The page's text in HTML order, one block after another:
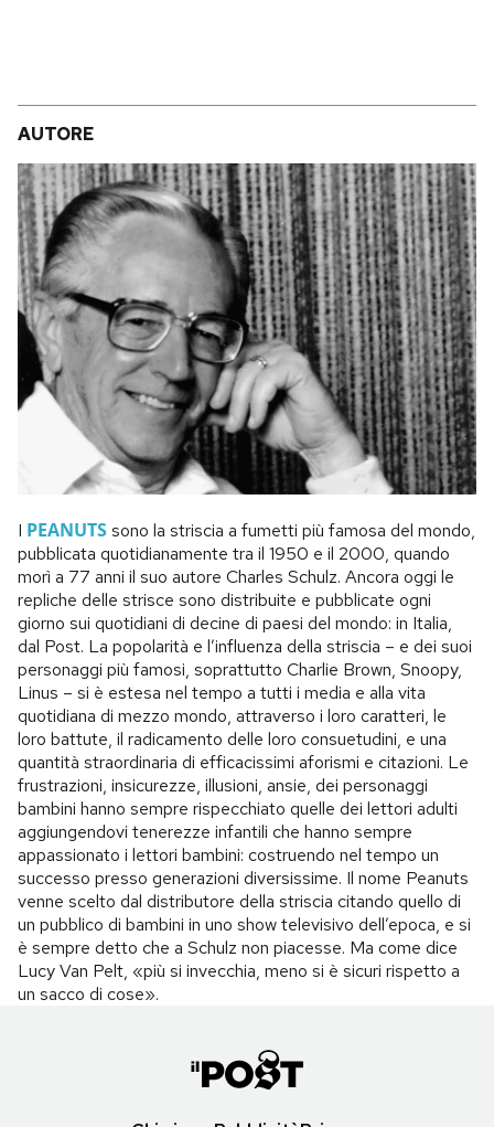
AUTORE
I PEANUTSsono la striscia a fumetti più famosa del mondo,
pubblicata quotidianamente tra il 1950 e il 2000, quando
morì a 77 anni il suo autore Charles Schulz. Ancora oggi le
repliche delle strisce sono distribuite e pubblicate ogni
giorno sui quotidiani di decine di paesi del mondo: in Italia,
dal Post. La popolarità e l’influenza della striscia – e dei suoi
personaggi più famosi, soprattutto Charlie Brown, Snoopy,
Linus – si è estesa nel tempo a tutti i media e alla vita
quotidiana di mezzo mondo, attraverso i loro caratteri, le
loro battute, il radicamento delle loro consuetudini, e una
quantità straordinaria di efficacissimi aforismi e citazioni. Le
frustrazioni, insicurezze, illusioni, ansie, dei personaggi
bambini hanno sempre rispecchiato quelle dei lettori adulti
aggiungendovi tenerezze infantili che hanno sempre
appassionato i lettori bambini: costruendo nel tempo un
successo presso generazioni diversissime. Il nome Peanuts
venne scelto dal distributore della striscia citando quello di
un pubblico di bambini in uno show televisivo dell’epoca, e si
è sempre detto che a Schulz non piacesse. Ma come dice
Lucy Van Pelt, «più si invecchia, meno si è sicuri rispetto a
un sacco di cose».